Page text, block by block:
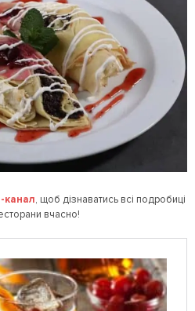
-канал, щоб дізнаватись всі подробиці
вчасно!